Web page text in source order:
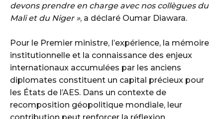
devons prendre en charge avec nos collègues du
Mali et du Niger », a déclaré Oumar Diawara.
‎Pour le Premier ministre, l’expérience, la mémoire
institutionnelle et la connaissance des enjeux
internationaux accumulées par les anciens
diplomates constituent un capital précieux pour
les États de l’AES. Dans un contexte de
recomposition géopolitique mondiale, leur
contribution peut renforcer la réflexion